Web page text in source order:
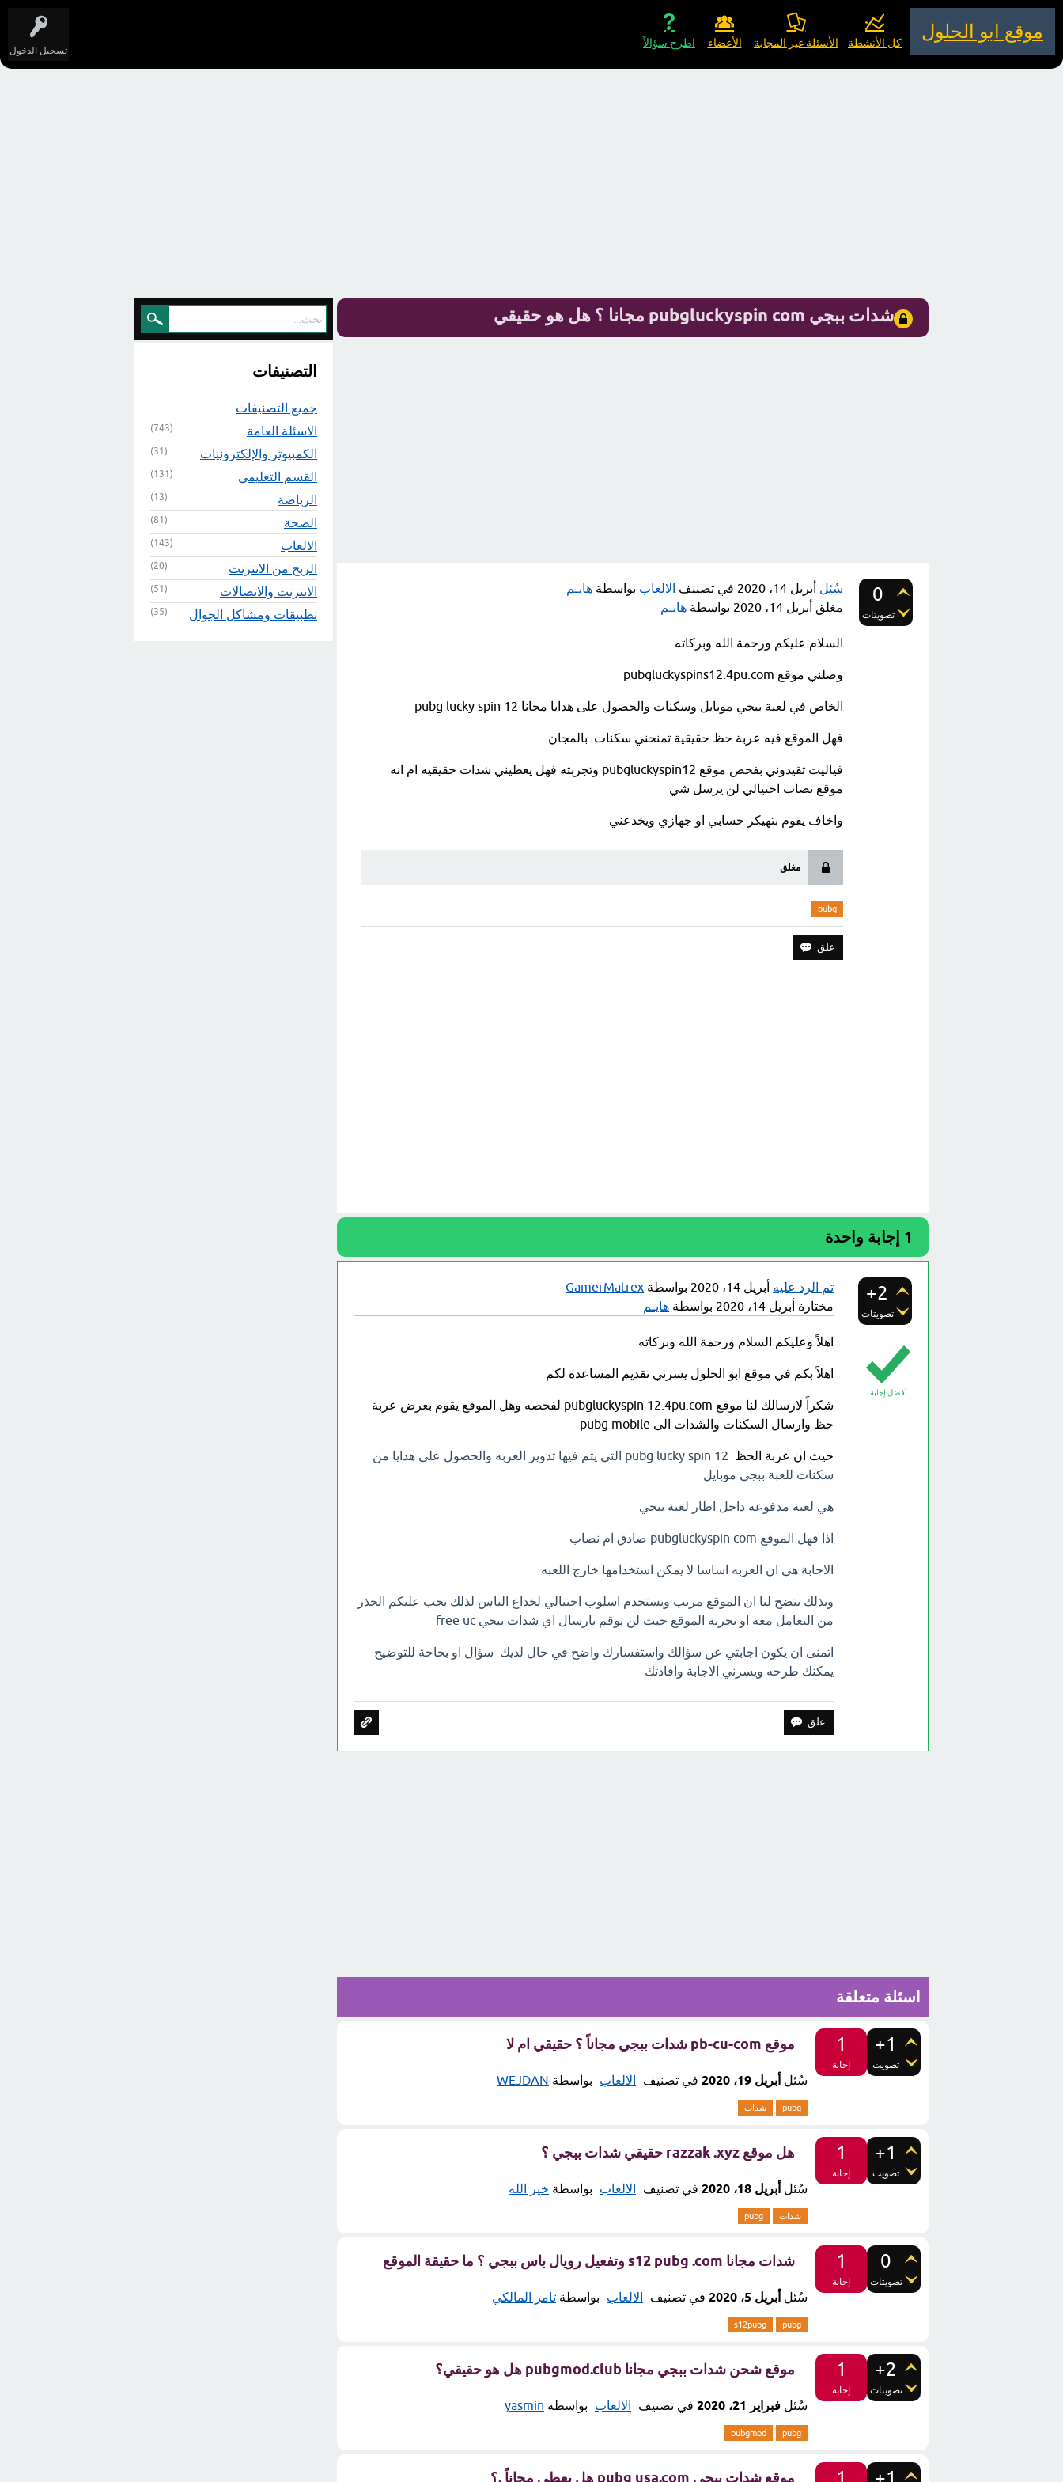
تسجيل الدخول
موقع ابو الحلول
كل الأنشطة الأسئلة غير المجابة الأعضاء اطرح سؤالاً
شدات ببجي pubgluckyspin com مجانا ؟ هل هو حقيقي
0
تصويتات
سُئل أبريل 14، 2020 في تصنيف الالعاب بواسطة هايـم
مغلق أبريل 14، 2020 بواسطة هايـم
السلام عليكم ورحمة الله وبركاته
وصلني موقع pubgluckyspins12.4pu.com
الخاص في لعبة ببجي موبايل وسكنات والحصول على هدايا مجانا pubg lucky spin 12
فهل الموقع فيه عربة حظ حقيقية تمنحني سكنات بالمجان
فياليت تقيدوني بفحص موقع pubgluckyspin12 وتجربته فهل يعطيني شدات حقيقيه ام انه
موقع نصاب احتيالي لن يرسل شي
واخاف يقوم بتهيكر حسابي او جهازي ويخدعني
مغلق
pubg
1 إجابة واحدة
+2
تصويتات
تم الرد عليه أبريل 14، 2020 بواسطة GamerMatrex
مختارة أبريل 14، 2020 بواسطة هايـم
أفضل إجابة
اهلاً وعليكم السلام ورحمة الله وبركاته
اهلاً بكم في موقع ابو الحلول يسرني تقديم المساعدة لكم
شكراً لارسالك لنا موقع pubgluckyspin 12.4pu.com لفحصه وهل الموقع يقوم بعرض عربة
حظ وارسال السكنات والشدات الى pubg mobile
حيث ان عربة الحظ
pubg lucky spin 12 التي يتم فيها تدوير العربه والحصول على هدايا من
سكنات للعبة ببجي موبايل
هي لعبة مدفوعه داخل اطار لعبة ببجي
اذا فهل الموقع pubgluckyspin com صادق ام نصاب
الاجابة هي ان العربه اساسا لا يمكن استخدامها خارج اللعبه
وبذلك يتضح لنا ان الموقع مريب ويستخدم اسلوب احتيالي لخداع الناس لذلك يجب عليكم الحذر
من التعامل معه او تجربة الموقع حيث لن يوقم بارسال اي شدات ببجي free uc
اتمنى ان يكون اجابتي عن سؤالك واستفسارك واضح في حال لديك سؤال او بحاجة للتوضيح
يمكنك طرحه ويسرني الاجابة وافادتك
اسئلة متعلقة
+1
تصويت
1
إجابة
موقع pb-cu-com شدات ببجي مجاناً ؟ حقيقي ام لا
سُئل أبريل 19، 2020 في تصنيف الالعاب بواسطة WEJDAN
pubg شدات
+1
تصويت
1
إجابة
هل موقع razzak .xyz حقيقي شدات ببجي ؟
سُئل أبريل 18، 2020 في تصنيف الالعاب بواسطة خير الله
شدات pubg
0
تصويتات
1
إجابة
شدات مجانا s12 pubg .com وتفعيل رويال باس ببجي ؟ ما حقيقة الموقع
سُئل أبريل 5، 2020 في تصنيف الالعاب بواسطة ثامر المالكي
pubg
s12pubg
+2
تصويتات
1
إجابة
موقع شحن شدات ببجي مجانا pubgmod.club هل هو حقيقي؟
سُئل فبراير 21، 2020 في تصنيف الالعاب بواسطة yasmin
pubg
pubgmod
+1
1 موقع شدات ببجي pubg usa.com هل يعطي مجاناً .؟
التصنيفات
جميع التصنيفات
الاسئلة العامة
(743)
الكمبيوتر والإلكترونيات (31)
القسم التعليمي (131)
الرياضة (13)
الصحة (81)
الالعاب (143)
الربح من الانترنت (20)
الانترنت والاتصالات (51)
تطبيقات ومشاكل الجوال (35)